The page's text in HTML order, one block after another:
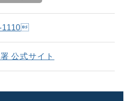
1110
公式サイト